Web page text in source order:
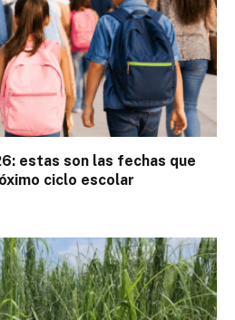
estas son las fechas que
ciclo escolar